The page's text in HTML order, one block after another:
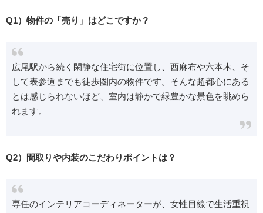
Q1）物件の「売り」はどこですか？
広尾駅から続く閑静な住宅街に位置し、西麻布や六本木、そ
して表参道までも徒歩圏内の物件です。そんな超都心にある
とは感じられないほど、室内は静かで緑豊かな景色を眺めら
れます。
Q2）間取りや内装のこだわりポイントは？
専任のインテリアコーディネーターが、女性目線で生活重視